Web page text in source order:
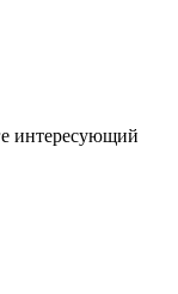
интересующий